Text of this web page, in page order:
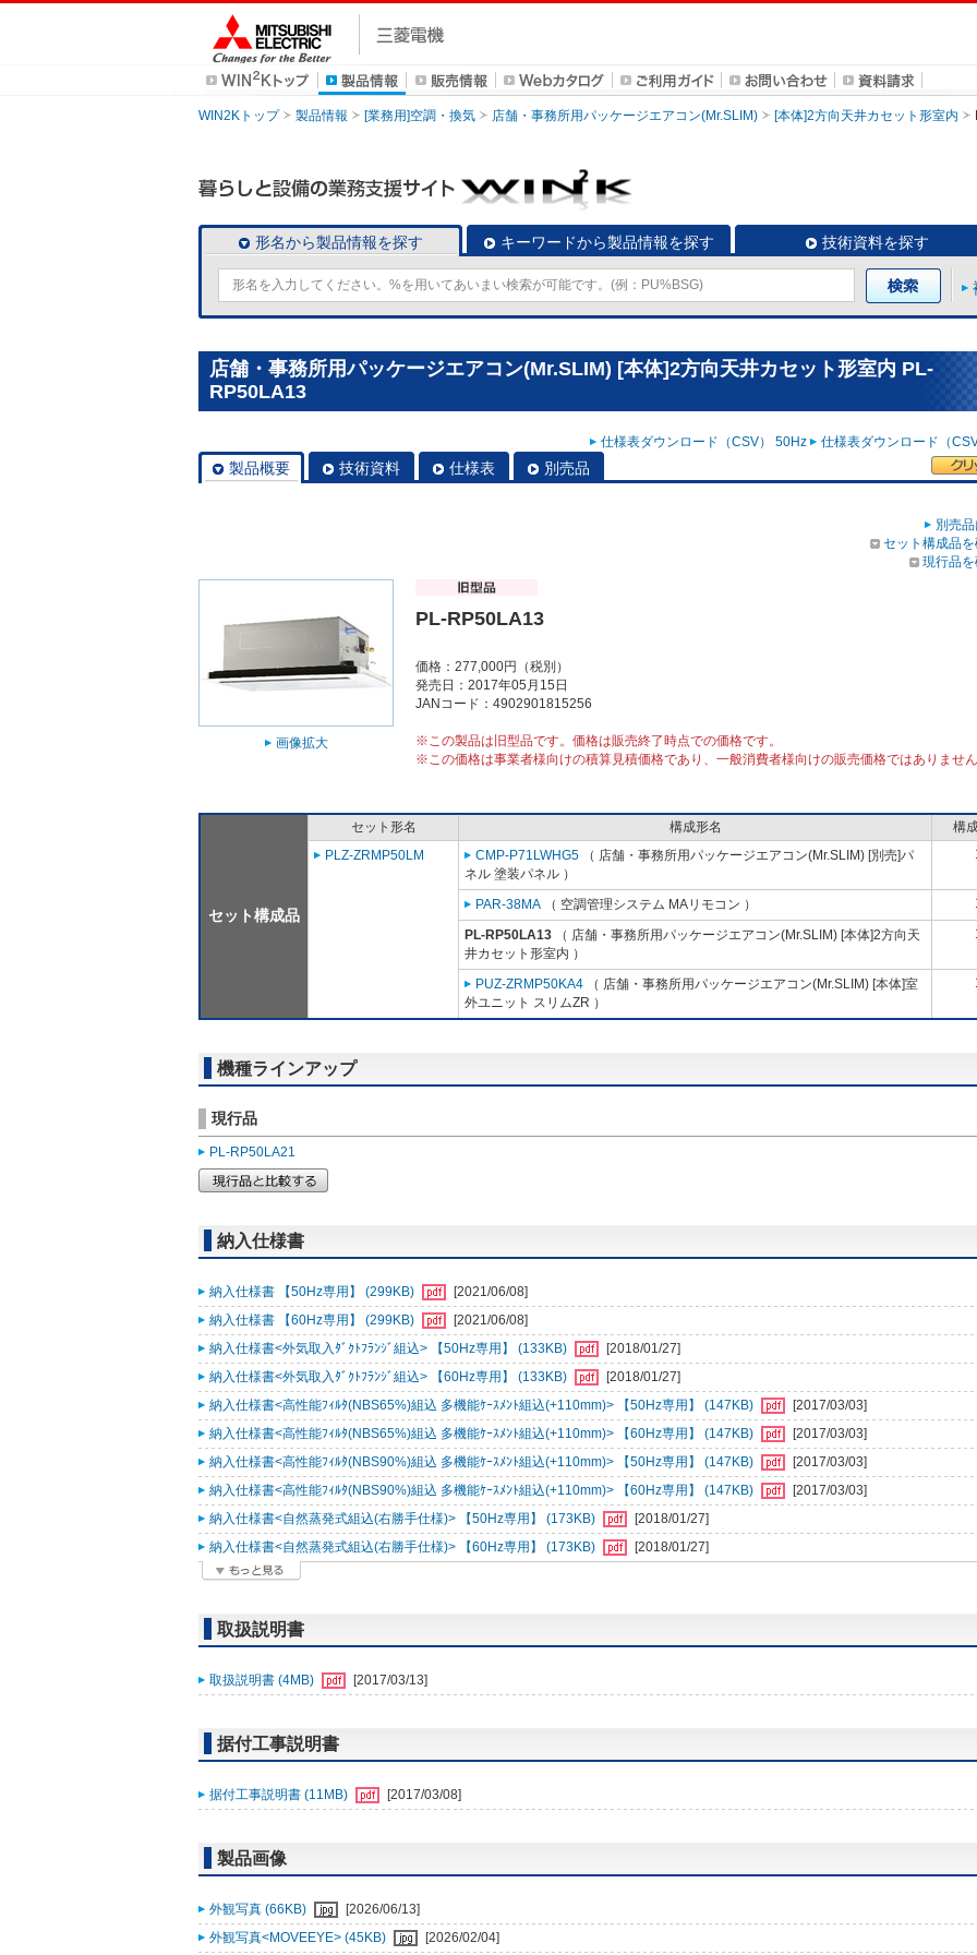
WIN2Kトップ 製品情報 [業務用]空調・換気 店舗・事務所用パッケージエアコン(Mr.SLIM) [本体]2方向天井カセット形室内
形名から製品情報を探す キーワードから製品情報を探す 技術資料を探す
店舗・事務所用パッケージエアコン(Mr.SLIM) [本体]2方向天井カセット形室内 PL-
RP50LA13
仕様表ダウンロード（CSV） 50Hz 仕様表ダウンロード（
製品概要 技術資料 仕様表 別売品
別売
セット構成品
現行品
画像拡大
PL-RP50LA13
価格：277,000円（税別）
発売日：2017年05月15日
JANコード：4902901815256
※この製品は旧型品です。価格は販売終了時点での価格です。
※この価格は事業者様向けの積算見積価格であり、一般消費者様向けの販売価格ではありませ
セット構成品
セット形名 構成形名
構
PLZ-ZRMP50LM
CMP-P71LWHG5 （ 店舗・事務所用パッケージエアコン(Mr.SLIM) [別売]パ
ネル 塗装パネル ）
PAR-38MA （ 空調管理システム MAリモコン ）
PL-RP50LA13 （ 店舗・事務所用パッケージエアコン(Mr.SLIM) [本体]2方向天
井カセット形室内 ）
PUZ-ZRMP50KA4 （ 店舗・事務所用パッケージエアコン(Mr.SLIM) [本体]室
外ユニット スリムZR ）
機種ラインアップ
現行品
PL-RP50LA21
納入仕様書
納入仕様書 【50Hz専用】 (299KB)
[2021/06/08]
納入仕様書 【60Hz専用】 (299KB)
[2021/06/08]
納入仕様書<外気取入ﾀﾞｸﾄﾌﾗﾝｼﾞ組込> 【50Hz専用】 (133KB)
[2018/01/27]
納入仕様書<外気取入ﾀﾞｸﾄﾌﾗﾝｼﾞ組込> 【60Hz専用】 (133KB)
[2018/01/27]
納入仕様書<高性能ﾌｨﾙﾀ(NBS65%)組込 多機能ｹｰｽﾒﾝﾄ組込(+110mm)> 【50Hz専用】 (147KB)
[2017/03/03]
納入仕様書<高性能ﾌｨﾙﾀ(NBS65%)組込 多機能ｹｰｽﾒﾝﾄ組込(+110mm)> 【60Hz専用】 (147KB)
[2017/03/03]
納入仕様書<高性能ﾌｨﾙﾀ(NBS90%)組込 多機能ｹｰｽﾒﾝﾄ組込(+110mm)> 【50Hz専用】 (147KB)
[2017/03/03]
納入仕様書<高性能ﾌｨﾙﾀ(NBS90%)組込 多機能ｹｰｽﾒﾝﾄ組込(+110mm)> 【60Hz専用】 (147KB)
[2017/03/03]
納入仕様書<自然蒸発式組込(右勝手仕様)> 【50Hz専用】 (173KB)
[2018/01/27]
納入仕様書<自然蒸発式組込(右勝手仕様)> 【60Hz専用】 (173KB)
[2018/01/27]
取扱説明書
取扱説明書 (4MB) [2017/03/13]
据付工事説明書
据付工事説明書 (11MB) [2017/03/08]
製品画像
外観写真 (66KB)
[2026/06/13]
外観写真<MOVEEYE> (45KB)
[2026/02/04]